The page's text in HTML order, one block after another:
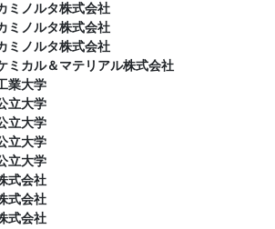
ノルタ株式会社
ノルタ株式会社
ノルタ株式会社
ル＆マテリアル株式会社
大学
大学
大学
大学
大学
会社
会社
会社